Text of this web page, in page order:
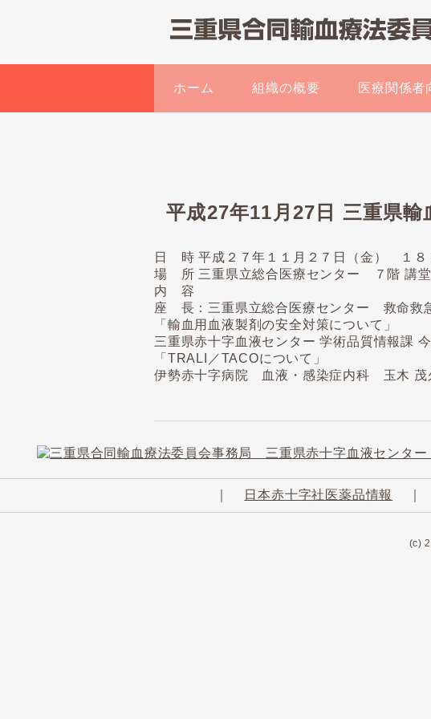
ホーム 組織の概要 医療関係者
平成27年11月27日 三重県
日 時 平成２７年１１月２７日（金） １８
場 所 三重県立総合医療センター ７階 講堂
内 容
座 長：三重県立総合医療センター 救命
「輸血用血液製剤の安全対策について」
三重県赤十字血液センター 学術品質情報課
「TRALI／TACOについて」
伊勢赤十字病院 血液・感染症内科 玉木 茂
日本赤十字社医薬品情報
(c)